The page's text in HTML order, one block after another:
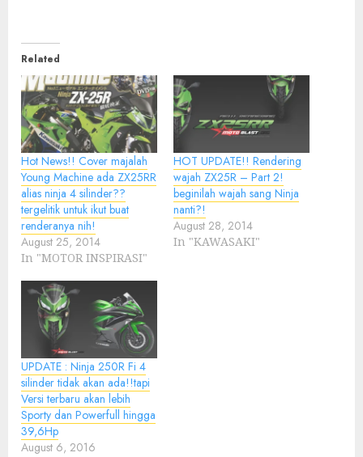
Related
Hot News!! Cover majalah
Young Machine ada ZX25RR
alias ninja 4 silinder??
tergelitik untuk ikut buat
renderanya nih!
August 25, 2014
In "MOTOR INSPIRASI"
HOT UPDATE!! Rendering
wajah ZX25R – Part 2!
beginilah wajah sang Ninja
nanti?!
August 28, 2014
In "KAWASAKI"
UPDATE : Ninja 250R Fi 4
silinder tidak akan ada!!tapi
Versi terbaru akan lebih
Sporty dan Powerfull hingga
39,6Hp
August 6, 2016